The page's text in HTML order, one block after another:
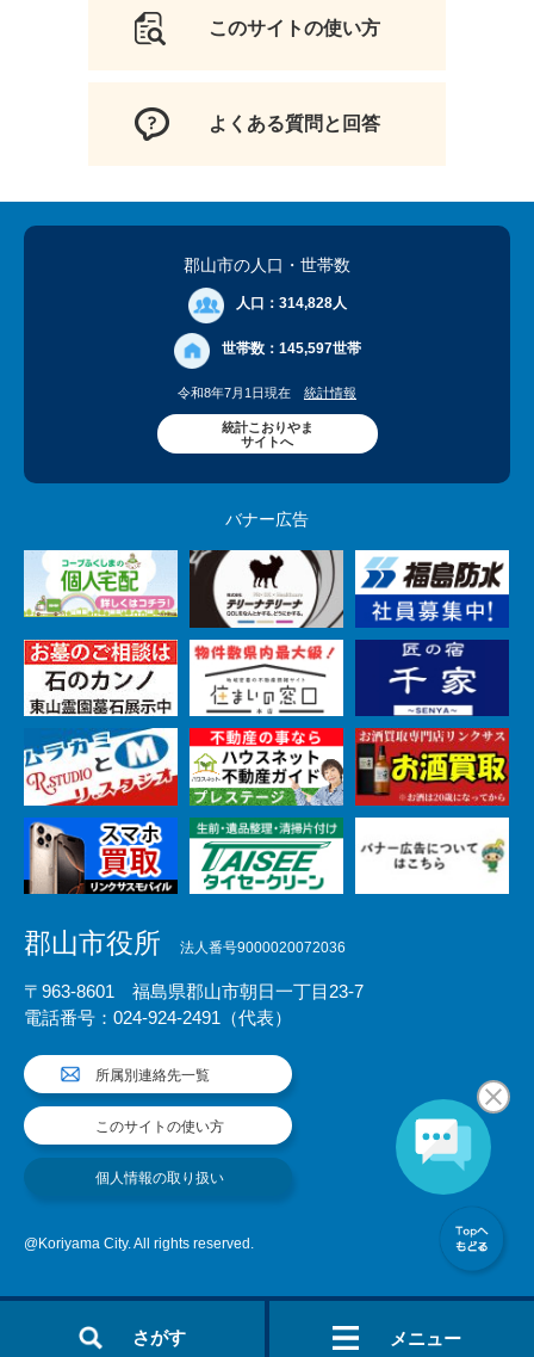
さがす メニュー
このサイトの使い方
よくある質問と回答
郡山市の人口 ・世帯数
人口： 314,828人
世帯数： 145,597世帯
令和8年7月1日現在 統計情報
統計こおりやま
サイトへ
バナー広告
郡山市役所 法人番号9000020072036
〒963-8601 福島県郡山市朝日一丁目23-7
電話番号：024-924-2491（代表）
所属別連絡先一覧
このサイトの使い方
個人情報の取り扱い
@Koriyama City. All rights reserved.